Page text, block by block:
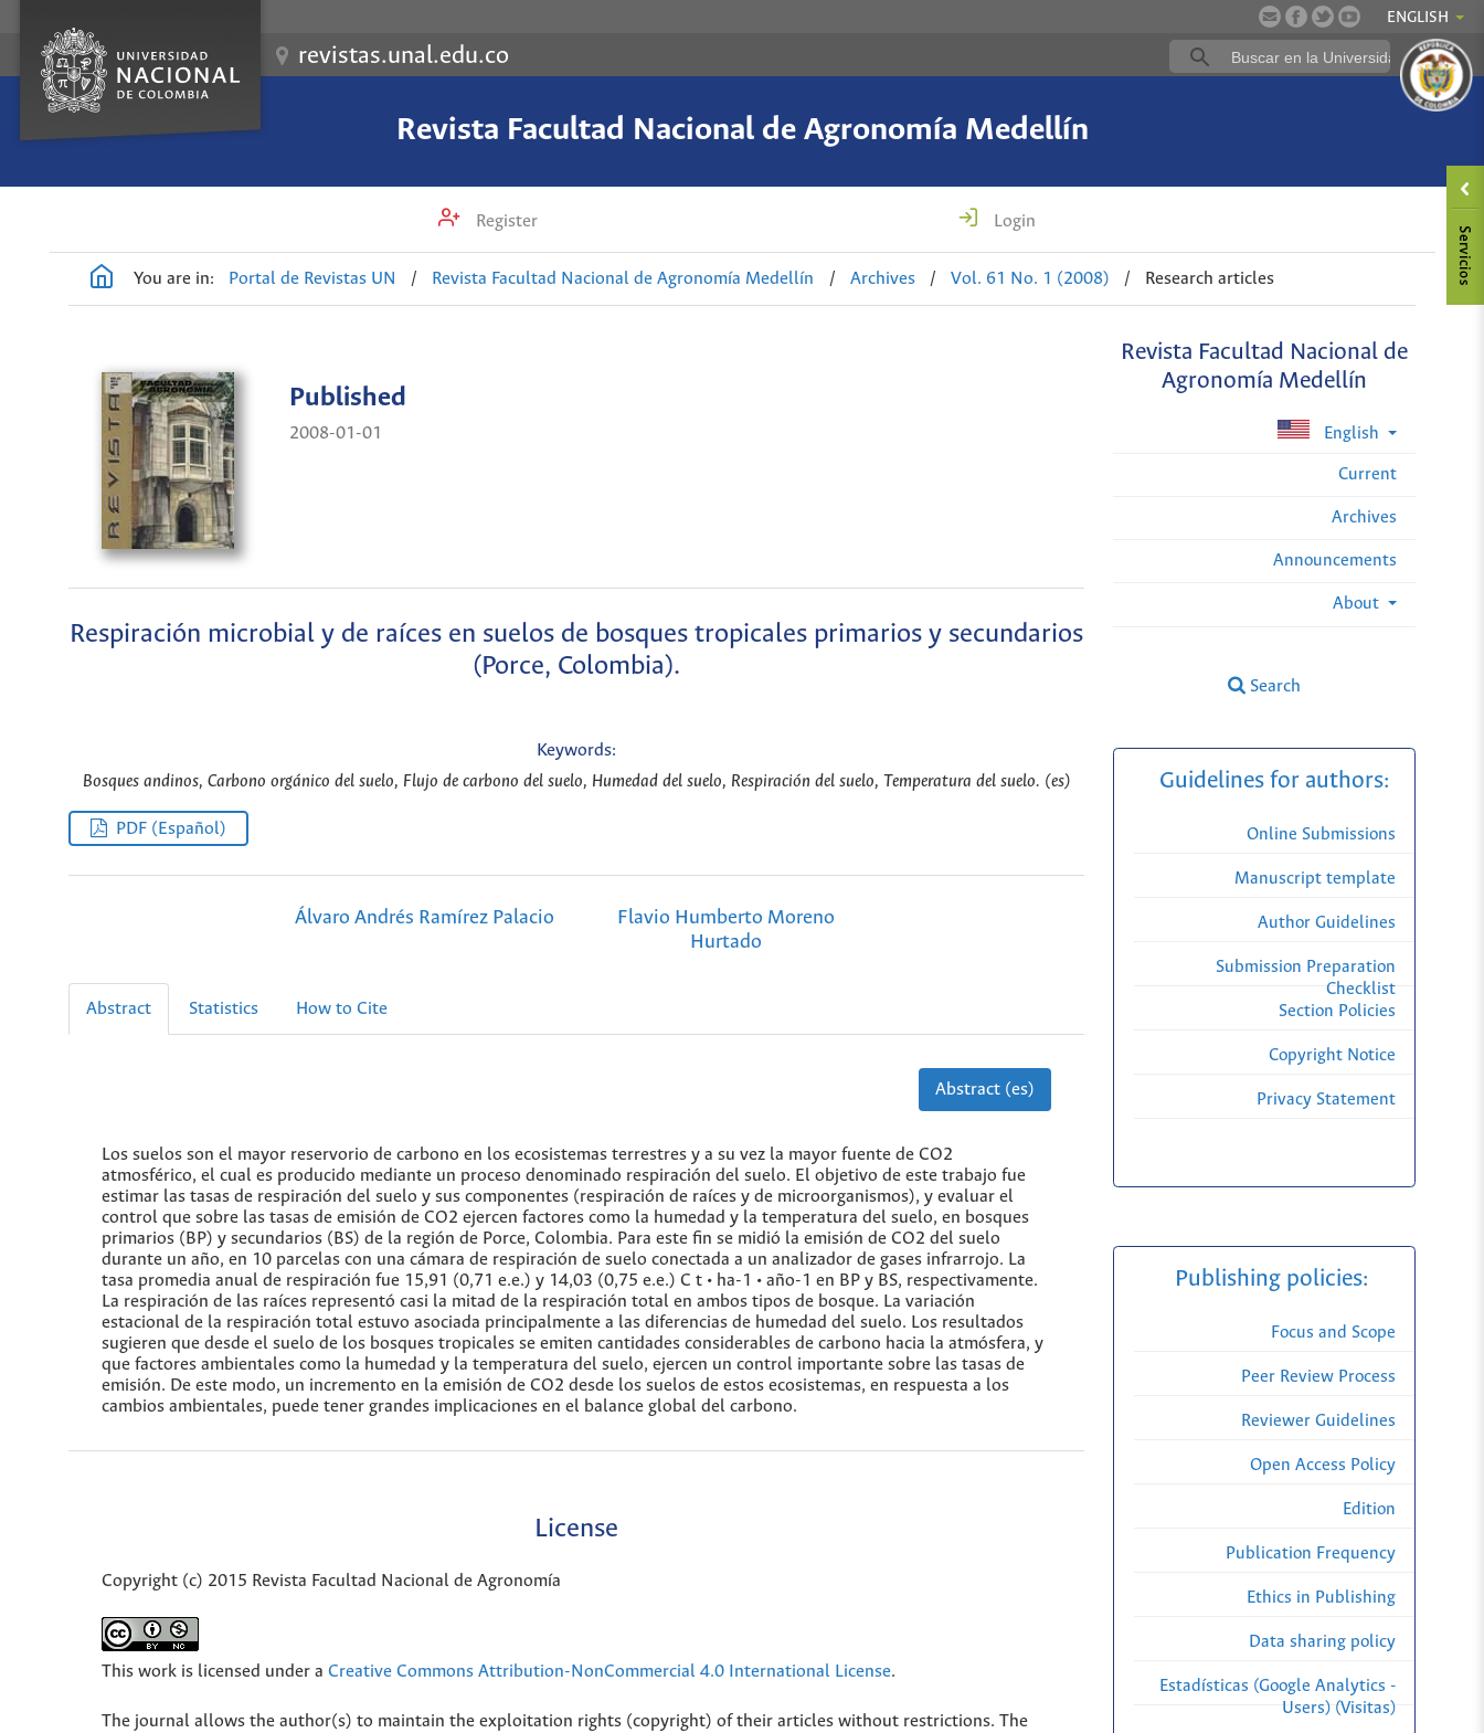
ENGLISH
revistas.unal.edu.co
Revista Facultad Nacional de Agronomía Medellín
Register Login
You are in: Portal de Revistas UN / Revista Facultad Nacional de Agronomía Medellín / Archives / Vol. 61 No. 1 (2008) / Research articles
Revista Facultad Nacional de
Agronomía Medellín
English
Current
Archives
Announcements
About
Search
Published
2008-01-01
Respiración microbial y de raíces en suelos de bosques tropicales primarios y secundarios
(Porce, Colombia).
Keywords:
Bosques andinos, Carbono orgánico del suelo, Flujo de carbono del suelo, Humedad del suelo, Respiración del suelo, Temperatura del suelo. (es)
PDF (Español)
Álvaro Andrés Ramírez Palacio
Flavio Humberto Moreno
Hurtado
Abstract Statistics How to Cite
Abstract (es)
Los suelos son el mayor reservorio de carbono en los ecosistemas terrestres y a su vez la mayor fuente de CO2
atmosférico, el cual es producido mediante un proceso denominado respiración del suelo. El objetivo de este trabajo fue
estimar las tasas de respiración del suelo y sus componentes (respiración de raíces y de microorganismos), y evaluar el
control que sobre las tasas de emisión de CO2 ejercen factores como la humedad y la temperatura del suelo, en bosques
primarios (BP) y secundarios (BS) de la región de Porce, Colombia. Para este fin se midió la emisión de CO2 del suelo
durante un año, en 10 parcelas con una cámara de respiración de suelo conectada a un analizador de gases infrarrojo. La
tasa promedia anual de respiración fue 15,91 (0,71 e.e.) y 14,03 (0,75 e.e.) C t • ha-1 • año-1 en BP y BS, respectivamente.
La respiración de las raíces representó casi la mitad de la respiración total en ambos tipos de bosque. La variación
estacional de la respiración total estuvo asociada principalmente a las diferencias de humedad del suelo. Los resultados
sugieren que desde el suelo de los bosques tropicales se emiten cantidades considerables de carbono hacia la atmósfera, y
que factores ambientales como la humedad y la temperatura del suelo, ejercen un control importante sobre las tasas de
emisión. De este modo, un incremento en la emisión de CO2 desde los suelos de estos ecosistemas, en respuesta a los
cambios ambientales, puede tener grandes implicaciones en el balance global del carbono.
License
Copyright (c) 2015 Revista Facultad Nacional de Agronomía
This work is licensed under a Creative Commons Attribution-NonCommercial 4.0 International License.
The journal allows the author(s) to maintain the exploitation rights (copyright) of their articles without restrictions. The
Guidelines for authors:
Online Submissions
Manuscript template
Author Guidelines
Submission Preparation
Checklist
Section Policies
Copyright Notice
Privacy Statement
Publishing policies:
Focus and Scope
Peer Review Process
Reviewer Guidelines
Open Access Policy
Edition
Publication Frequency
Ethics in Publishing
Data sharing policy
Estadísticas (Google Analytics -
Users) (Visitas)